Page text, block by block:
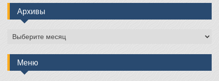
Архивы
Архивы
Меню